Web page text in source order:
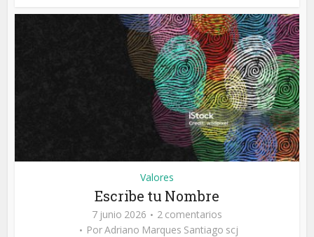
Valores
Escribe tu Nombre
7 junio 2026
2 comentarios
PorAdriano Marques Santiago scj